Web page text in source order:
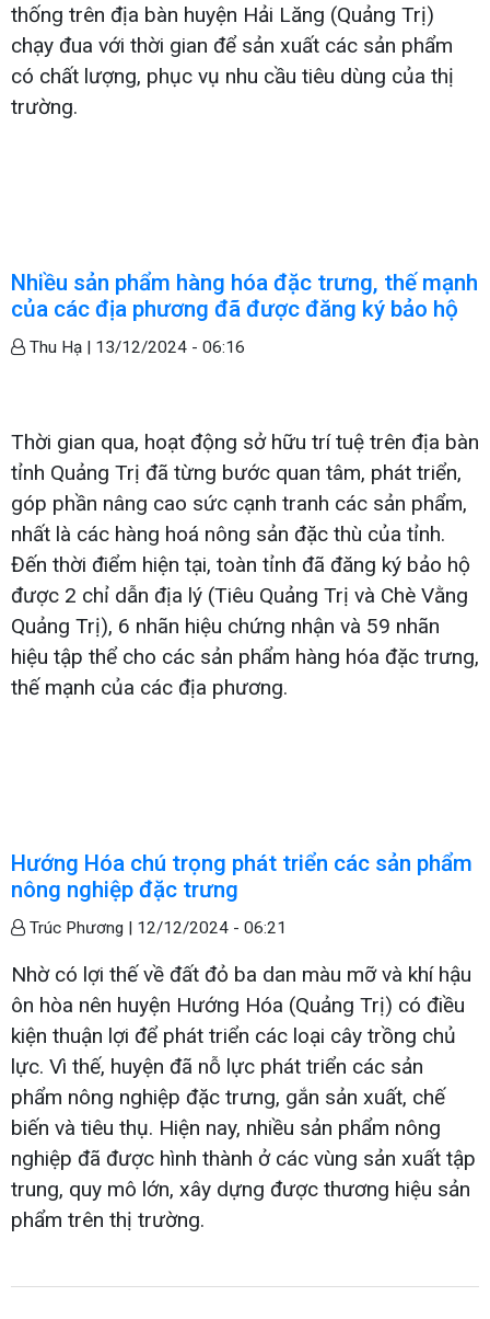
thống trên địa bàn huyện Hải Lăng (Quảng Trị)
chạy đua với thời gian để sản xuất các sản phẩm
có chất lượng, phục vụ nhu cầu tiêu dùng của thị
trường.
Nhiều sản phẩm hàng hóa đặc trưng, thế mạnh
của các địa phương đã được đăng ký bảo hộ
Thu Hạ | 13/12/2024 - 06:16
Thời gian qua, hoạt động sở hữu trí tuệ trên địa bàn
tỉnh Quảng Trị đã từng bước quan tâm, phát triển,
góp phần nâng cao sức cạnh tranh các sản phẩm,
nhất là các hàng hoá nông sản đặc thù của tỉnh.
Đến thời điểm hiện tại, toàn tỉnh đã đăng ký bảo hộ
được 2 chỉ dẫn địa lý (Tiêu Quảng Trị và Chè Vằng
Quảng Trị), 6 nhãn hiệu chứng nhận và 59 nhãn
hiệu tập thể cho các sản phẩm hàng hóa đặc trưng,
thế mạnh của các địa phương.
Hướng Hóa chú trọng phát triển các sản phẩm
nông nghiệp đặc trưng
Trúc Phương | 12/12/2024 - 06:21
Nhờ có lợi thế về đất đỏ ba dan màu mỡ và khí hậu
ôn hòa nên huyện Hướng Hóa (Quảng Trị) có điều
kiện thuận lợi để phát triển các loại cây trồng chủ
lực. Vì thế, huyện đã nỗ lực phát triển các sản
phẩm nông nghiệp đặc trưng, gắn sản xuất, chế
biến và tiêu thụ. Hiện nay, nhiều sản phẩm nông
nghiệp đã được hình thành ở các vùng sản xuất tập
trung, quy mô lớn, xây dựng được thương hiệu sản
phẩm trên thị trường.